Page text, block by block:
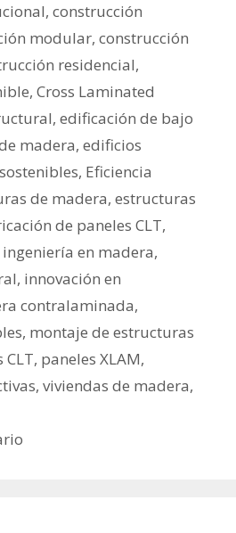
, construcción
modular, construcción
residencial,
, Cross Laminated
, edificación de bajo
madera, edificios
, Eficiencia
de madera, estructuras
de paneles CLT,
ingeniería en madera,
, innovación en
contralaminada,
, montaje de estructuras
CLT, paneles XLAM,
, viviendas de madera,